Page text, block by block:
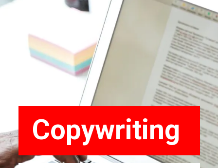
Copywriting